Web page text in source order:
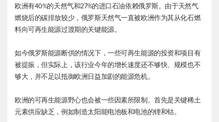
欧洲有40%的天然气和27%的进口石油依赖俄罗斯。由于天然气
燃烧后的碳排放较少，俄罗斯天然气一直被欧洲作为其从化石燃
料向可再生能源过渡期的关键能源。
如今俄罗斯能源断供的情况下，一些可再生能源的投资和项目有
被提振，但实际上，该行业今年的增长速度还不够快、规模也不
够大，并不足以抵御欧洲日益加剧的能源危机。
欧洲的可再生能源野心也会被一些因素所限制。首先是关键稀土
元素供应缺乏，例如制造太阳能电池板和电池的锂和钴。